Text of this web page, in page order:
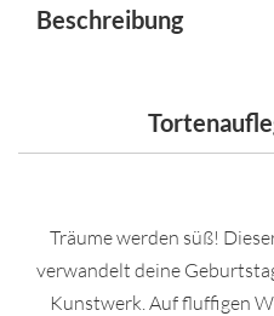
Beschreibung
Träume werden süß!
verwandelt deine
Kunstwerk. Auf fluffigen